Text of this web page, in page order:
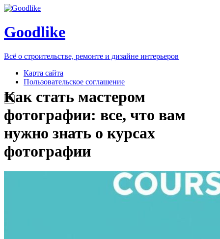
Goodlike
Всё о строительстве, ремонте и дизайне интерьеров
Карта сайта
Пользовательское соглашение
Как стать мастером
фотографии: все, что вам
нужно знать о курсах
фотографии